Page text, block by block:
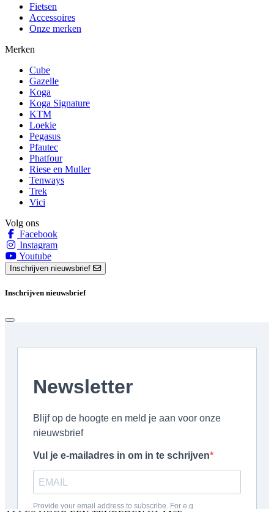
Fietsen
Accessoires
Onze merken
Merken
Cube
Gazelle
Koga
Koga Signature
KTM
Loekie
Pegasus
Pfautec
Phatfour
Riese en Muller
Tenways
Trek
Vici
Volg ons
Facebook
Instagram
Youtube
Inschrijven nieuwsbrief
Inschrijven nieuwsbrief